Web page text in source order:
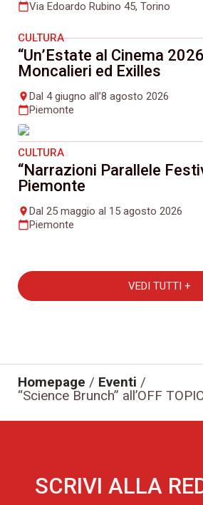
calendar_todayVia Edoardo Rubino 45, Torino
CULTURA
“Un’Estate al Cinema
Moncalieri ed Exilles
placeDal 4 giugno all’8 agosto 2026
calendar_todayPiemonte
CULTURA
“Narrazioni Parallele
Piemonte
placeDal 25 maggio al 15 agosto 2026
calendar_todayPiemonte
VEDI TUTTI +
Homepage / Eventi /
“Science Brunch” all’OFF
SCRIVI ALLA